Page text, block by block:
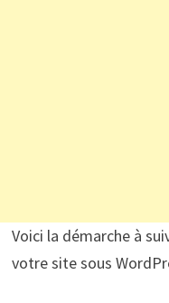
Voici la démarche à
votre site sous